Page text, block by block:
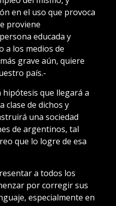
en el uso que provoca
proviene
educada y
a los medios de
grave aún, quiere
país.-
que llegará a
clase de dichos y
una sociedad
de argentinos, tal
que lo logre de esa
a todos los
por corregir sus
especialmente en